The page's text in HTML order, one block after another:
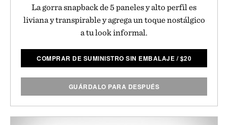
La gorra snapback de 5 paneles y alto perfil es
liviana y transpirable y agrega un toque nostálgico
a tu look informal.
COMPRAR DE SUMINISTRO SIN EMBALAJE /$20
GUÁRDALO PARA DESPUÉS